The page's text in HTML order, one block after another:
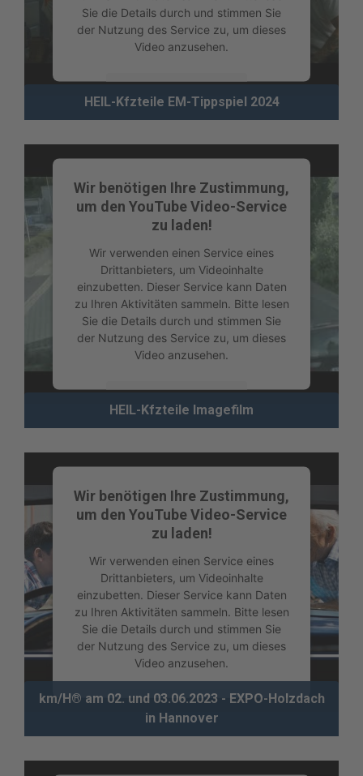
Sie die Details durch und stimmen Sie
der Nutzung des Service zu, um dieses
Video anzusehen.
powered byUsercentrics Consent
HEIL-Kfzteile EM-Tippspiel 2024
Wir benötigen Ihre Zustimmung,
um den YouTube Video-Service
zu laden!
Wir verwenden einen Service eines
Drittanbieters, um Videoinhalte
einzubetten. Dieser Service kann Daten
zu Ihren Aktivitäten sammeln. Bitte lesen
Sie die Details durch und stimmen Sie
der Nutzung des Service zu, um dieses
Video anzusehen.
powered byUsercentrics Consent
HEIL-Kfzteile Imagefilm
Wir benötigen Ihre Zustimmung,
um den YouTube Video-Service
zu laden!
Wir verwenden einen Service eines
Drittanbieters, um Videoinhalte
einzubetten. Dieser Service kann Daten
zu Ihren Aktivitäten sammeln. Bitte lesen
Sie die Details durch und stimmen Sie
der Nutzung des Service zu, um dieses
Video anzusehen.
Mehr Informationen
km/H® am 02. und 03.06.2023 - EXPO-Holzdach
in Hannover